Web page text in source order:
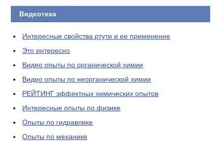
Видеотека
Интересные свойства ртути и ее применение
Это интересно
Видео опыты по органической химии
Видео опыты по неорганической химии
РЕЙТИНГ эффектных химических опытов
Интересные опыты по физике
Опыты по гидравлике
Опыты по механике